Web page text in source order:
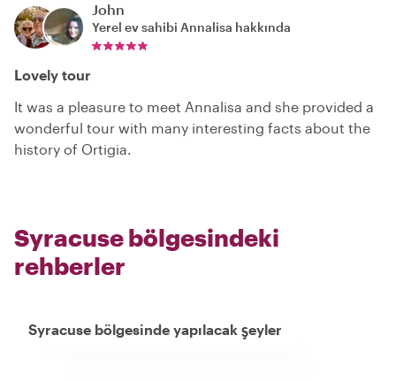
John
Yerel ev sahibi Annalisa hakkında
Lovely tour
It was a pleasure to meet Annalisa and she provided a
wonderful tour with many interesting facts about the
history of Ortigia.
Syracuse bölgesindeki
rehberler
Syracuse bölgesinde yapılacak şeyler